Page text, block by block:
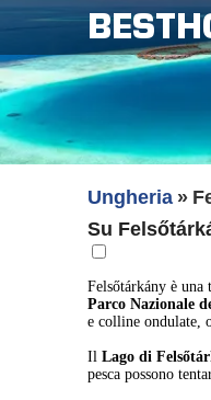
Ungheria
Su
Felsőtárkány è
Parco Nazionale
e colline ondulate,
IlLago di
pesca possono